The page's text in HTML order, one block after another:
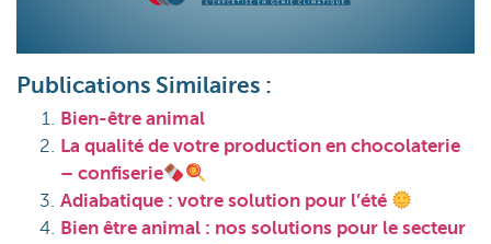
Publications Similaires :
Bien-être animal
La qualité de votre production en chocolaterie
– confiserie
Adiabatique : votre solution pour l’été
Bien être animal : nos solutions pour le secteur